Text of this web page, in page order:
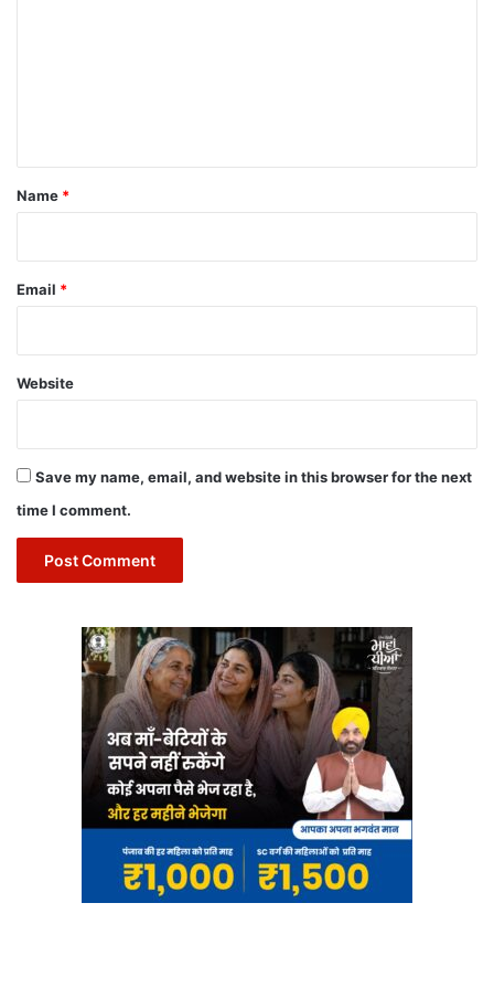
*
Name *
Email *
Website
Save my name, email, and website in this browser for the next
time I comment.